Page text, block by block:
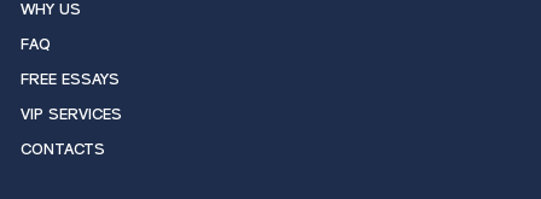
WHY US
FAQ
FREE ESSAYS
VIP SERVICES
CONTACTS